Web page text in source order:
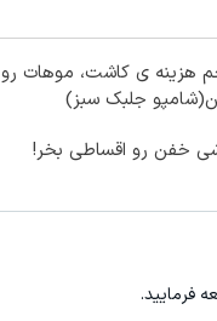
هزینه ی کاشت، موهات رو
جلبک سبز)
خفن رو اقساطی بخر!
فرمایید.